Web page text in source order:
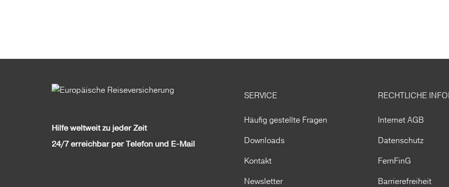
Hilfe weltweit zu jeder Zeit
24/7 erreichbar per Telefon und E-Mail
SERVICE
Häufig gestellte Fragen
Downloads
Kontakt
Newsletter
RECHTLICHE
Internet AGB
Datenschutz
FernFinG
Barrierefreiheit